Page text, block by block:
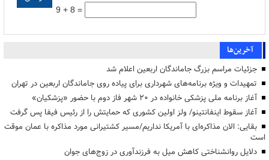
9 + 8 =
آخرین‌ها
جزئیات مراسم بزرگ جاماندگان اربعین اعلام شد
تمهیدات و ویژه برنامه‌های شهرداری برای پیاده روی جاماندگان اربعین در تهران
آغاز برنامه ملی پزشکی خانواده در ۲۰ شهر فاز دوم با حضور «پزشکیان»
آغاز سقوط اینفانتینو/ ولز اولین کشوری که حمایتش را از رئیس فیفا پس گرفت
بقایی: الان مذاکره‌ای با آمریکا نداریم/مسیر کشتیرانی مورد مذاکره با عمان موقت
است
دلایل روانشناختی کاهش میل به فرزندآوری در زوج‌های جوان